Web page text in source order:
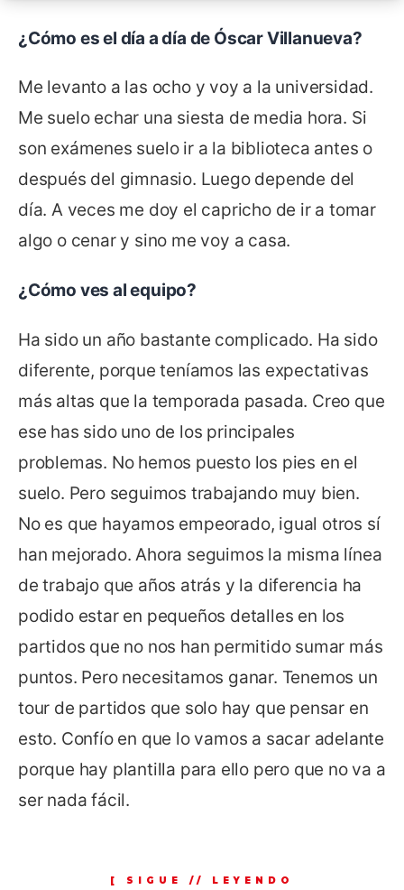
¿Cómo es el día a día de Óscar Villanueva?
Me levanto a las ocho y voy a la universidad.
Me suelo echar una siesta de media hora. Si
son exámenes suelo ir a la biblioteca antes o
después del gimnasio. Luego depende del
día. A veces me doy el capricho de ir a tomar
algo o cenar y sino me voy a casa.
¿Cómo ves al equipo?
Ha sido un año bastante complicado. Ha sido
diferente, porque teníamos las expectativas
más altas que la temporada pasada. Creo que
ese has sido uno de los principales
problemas. No hemos puesto los pies en el
suelo. Pero seguimos trabajando muy bien.
No es que hayamos empeorado, igual otros sí
han mejorado. Ahora seguimos la misma línea
de trabajo que años atrás y la diferencia ha
podido estar en pequeños detalles en los
partidos que no nos han permitido sumar más
puntos. Pero necesitamos ganar. Tenemos un
tour de partidos que solo hay que pensar en
esto. Confío en que lo vamos a sacar adelante
porque hay plantilla para ello pero que no va a
ser nada fácil.